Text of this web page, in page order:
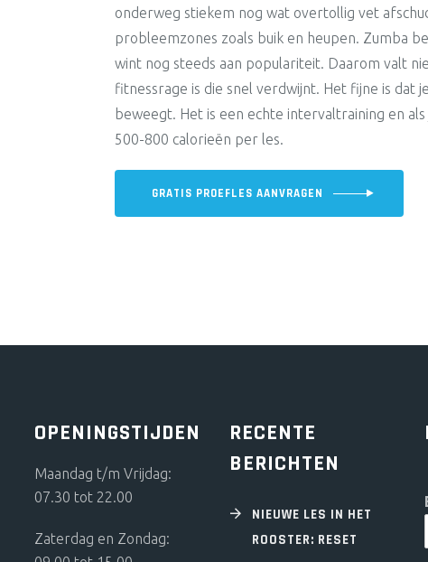
onderweg stiekem nog wat overtollig vet
probleemzones zoals buik en heupen. Zumba
wint nog steeds aan populariteit. Daarom valt
fitnessrage is die snel verdwijnt. Het fijne is dat
beweegt. Het is een echte intervaltraining en
500-800 calorieën per les.
GRATIS PROEFLES AANVRAGEN
OPENINGSTIJDEN
Maandag t/m Vrijdag:
07.30 tot 22.00
Zaterdag en Zondag:
RECENTE
BERICHTEN
NIEUWE LES IN HET
ROOSTER: RESET